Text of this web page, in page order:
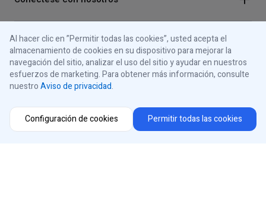
Facebook
Youtube
Selector de región
iControls® USA
Aviso de privacidad
Al hacer clic en ”Permitir todas las cookies”, usted acepta el
almacenamiento de cookies en su dispositivo para mejorar la
navegación del sitio, analizar el uso del sitio y ayudar en nuestros
esfuerzos de marketing. Para obtener más información, consulte
nuestroAviso de privacidad.
Configuración de cookies Permitir todas las cookies